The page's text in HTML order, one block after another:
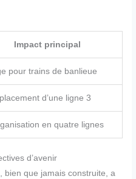
Impact principal
pour trains de banlieue
d’une ligne 3
en quatre lignes
d’avenir
bien que jamais construite, a